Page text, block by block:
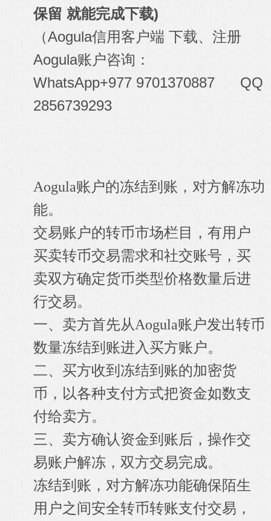
保留 就能完成下载)
（Aogula信用客户端 下载、注册
Aogula账户咨询：
WhatsApp+977 9701370887 QQ
2856739293
Aogula账户的冻结到账，对方解冻功
能。
交易账户的转币市场栏目，有用户
买卖转币交易需求和社交账号，买
卖双方确定货币类型价格数量后进
行交易。
一、卖方首先从Aogula账户发出转币
数量冻结到账进入买方账户。
二、买方收到冻结到账的加密货
币，以各种支付方式把资金如数支
付给卖方。
三、卖方确认资金到账后，操作交
易账户解冻，双方交易完成。
冻结到账，对方解冻功能确保陌生
用户之间安全转币转账支付交易，